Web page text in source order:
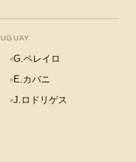
G.ペレイロ
E.カバニ
J.ロドリゲス